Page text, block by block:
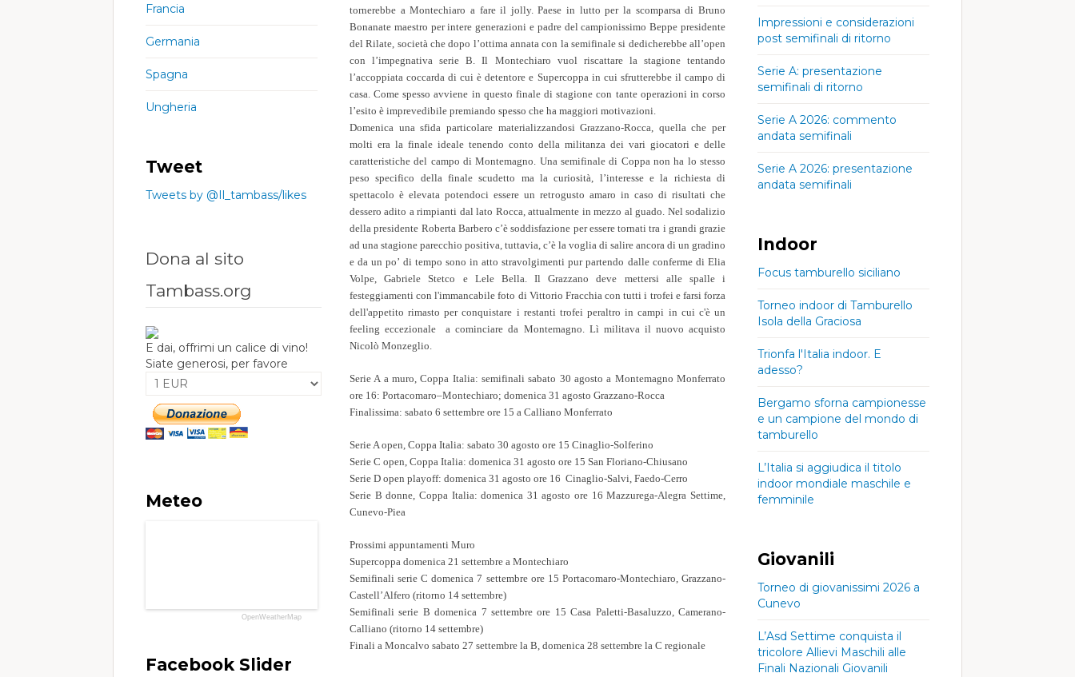
tornerebbe a Montechiaro a fare il jolly. Paese in lutto per la scomparsa di Bruno
Bonanate maestro per intere generazioni e padre del campionissimo Beppe presidente
del Rilate, società che dopo l’ottima annata con la semifinale si dedicherebbe all’open
con l’impegnativa serie B. Il Montechiaro vuol riscattare la stagione tentando
l’accoppiata coccarda di cui è detentore e Supercoppa in cui sfrutterebbe il campo di
casa. Come spesso avviene in questo finale di stagione con tante operazioni in corso
l’esito è imprevedibile premiando spesso che ha maggiori motivazioni.
Domenica una sfida particolare materializzandosi Grazzano-Rocca, quella che per
molti era la finale ideale tenendo conto della militanza dei vari giocatori e delle
caratteristiche del campo di Montemagno. Una semifinale di Coppa non ha lo stesso
peso specifico della finale scudetto ma la curiosità, l’interesse e la richiesta di
spettacolo è elevata potendoci essere un retrogusto amaro in caso di risultati che
dessero adito a rimpianti dal lato Rocca, attualmente in mezzo al guado. Nel sodalizio
della presidente Roberta Barbero c’è soddisfazione per essere tornati tra i grandi grazie
ad una stagione parecchio positiva, tuttavia, c’è la voglia di salire ancora di un gradino
e da un po’ di tempo sono in atto stravolgimenti pur partendo dalle conferme di Elia
Volpe, Gabriele Stetco e Lele Bella. Il Grazzano deve mettersi alle spalle i
festeggiamenti con l'immancabile foto di Vittorio Fracchia con tutti i trofei e farsi forza
dell'appetito rimasto per conquistare i restanti trofei peraltro in campi in cui c'è un
feeling eccezionale a cominciare da Montemagno. Lì militava il nuovo acquisto
Nicolò Monzeglio.
Serie A a muro, Coppa Italia: semifinali sabato 30 agosto a Montemagno Monferrato
ore 16: Portacomaro–Montechiaro; domenica 31 agosto Grazzano-Rocca
Finalissima: sabato 6 settembre ore 15 a Calliano Monferrato
Serie A open, Coppa Italia: sabato 30 agosto ore 15 Cinaglio-Solferino
Serie C open, Coppa Italia: domenica 31 agosto ore 15 San Floriano-Chiusano
Serie D open playoff: domenica 31 agosto ore 16 Cinaglio-Salvi, Faedo-Cerro
Serie B donne, Coppa Italia: domenica 31 agosto ore 16 Mazzurega-Alegra Settime,
Cunevo-Piea
Prossimi appuntamenti Muro
Supercoppa domenica 21 settembre a Montechiaro
Semifinali serie C domenica 7 settembre ore 15 Portacomaro-Montechiaro, Grazzano-
Castell’Alfero (ritorno 14 settembre)
Semifinali serie B domenica 7 settembre ore 15 Casa Paletti-Basaluzzo, Camerano-
Calliano (ritorno 14 settembre)
Finali a Moncalvo sabato 27 settembre la B, domenica 28 settembre la C regionale
Francia
Germania
Spagna
Ungheria
Tweet
Tweets by @Il_tambass/likes
Dona al sito
Tambass.org
E dai, offrimi un calice di vino!
Siate generosi, per favore
Meteo
OpenWeatherMap
Facebook Slider
Impressioni e considerazioni
post semifinali di ritorno
Serie A: presentazione
semifinali di ritorno
Serie A 2026: commento
andata semifinali
Serie A 2026: presentazione
andata semifinali
Indoor
Focus tamburello siciliano
Torneo indoor di Tamburello
Isola della Graciosa
Trionfa l'Italia indoor. E
adesso?
Bergamo sforna campionesse
e un campione del mondo di
tamburello
L’Italia si aggiudica il titolo
indoor mondiale maschile e
femminile
Giovanili
Torneo di giovanissimi 2026 a
Cunevo
L’Asd Settime conquista il
tricolore Allievi Maschili alle
Finali Nazionali Giovanili